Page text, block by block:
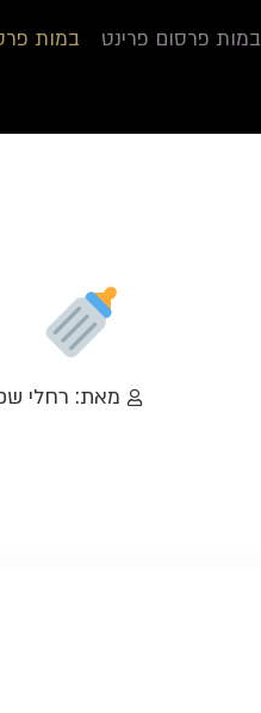
במות פרסום פרינט במות
מאת: רחלי